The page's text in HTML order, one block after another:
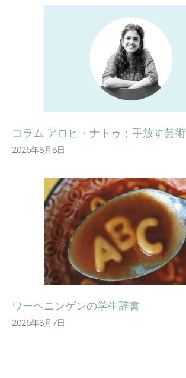
コラム アロヒ・ナトゥ：手放す芸術
2026年8月8日
ワーヘニンゲンの学生辞書
2026年8月7日